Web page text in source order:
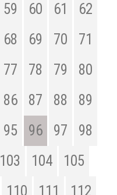
59 60 61
62
68 69 70
71
77 78 79
80
86 87 88
89
95 96 97
98
103 104
105
110 111
112